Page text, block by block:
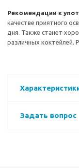
Рекомендации к
качестве приятного
дня. Также станет
различных коктейлей.
Задать вопрос